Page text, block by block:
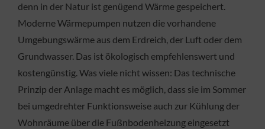
denn in der Natur ist genügend Wärme gespeichert.
Moderne Wärmepumpen nutzen die vorhandene
Umgebungswärme aus dem Erdreich, der Luft oder dem
Grundwasser. Das ist ökologisch empfehlenswert und
kostengünstig. Was viele nicht wissen: Das technische
Prinzip der Anlage macht es möglich, dass sie im Sommer
bei umgedrehter Funktionsweise auch zur Kühlung der
Wohnräume über die Fußnbodenheizung eingesetzt